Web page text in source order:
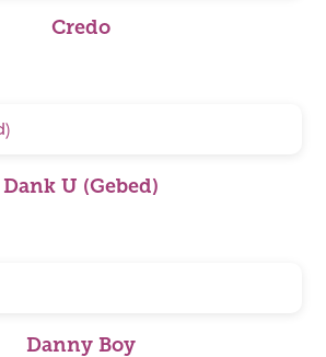
Credo
Dank U (Gebed)
Danny Boy